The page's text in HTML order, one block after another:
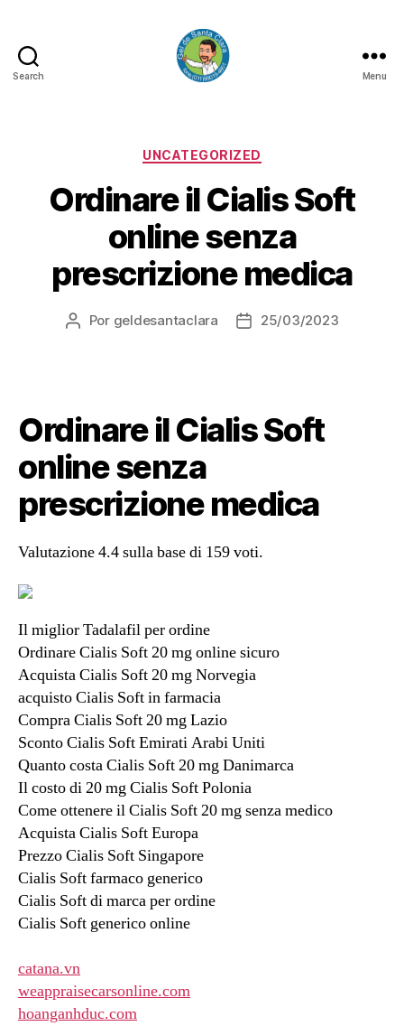
Search
CLARA
Menu
Categorias
UNCATEGORIZED
Ordinare il Cialis Soft
online senza
prescrizione medica
Autor
Por geldesantaclara
Data25/03/2023
Ordinare il Cialis Soft
online senza
prescrizione medica
Valutazione4.4sulla base di 159voti.
Il miglior Tadalafil per ordine
Ordinare Cialis Soft 20 mg online sicuro
Acquista Cialis Soft 20 mg Norvegia
acquisto Cialis Soft in farmacia
Compra Cialis Soft 20 mg Lazio
Sconto Cialis Soft Emirati Arabi Uniti
Quanto costa Cialis Soft 20 mg Danimarca
Il costo di 20 mg Cialis Soft Polonia
Come ottenere il Cialis Soft 20 mg senza medico
Acquista Cialis Soft Europa
Prezzo Cialis Soft Singapore
Cialis Soft farmaco generico
Cialis Soft di marca per ordine
Cialis Soft generico online
catana.vn
weappraisecarsonline.com
hoanganhduc.com